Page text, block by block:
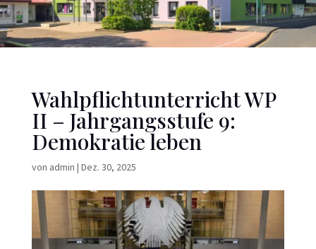
Wahlpflichtunterricht WP
II – Jahrgangsstufe 9:
Demokratie leben
von admin | Dez. 30, 2025